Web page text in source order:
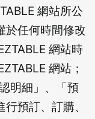
網站所公
於任何時間修改
網站時
網站；
明細」、「預
預訂、訂購、